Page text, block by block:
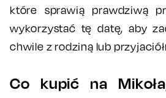
które sprawią prawdziwą
wykorzystać tę datę, aby
chwile z rodziną lub
Co kupić na